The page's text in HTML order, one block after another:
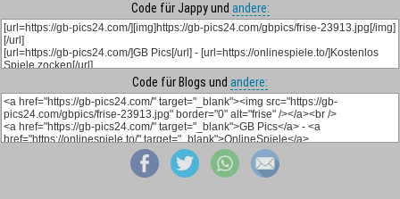
Code für Jappy und andere:
Code für Blogs und andere: